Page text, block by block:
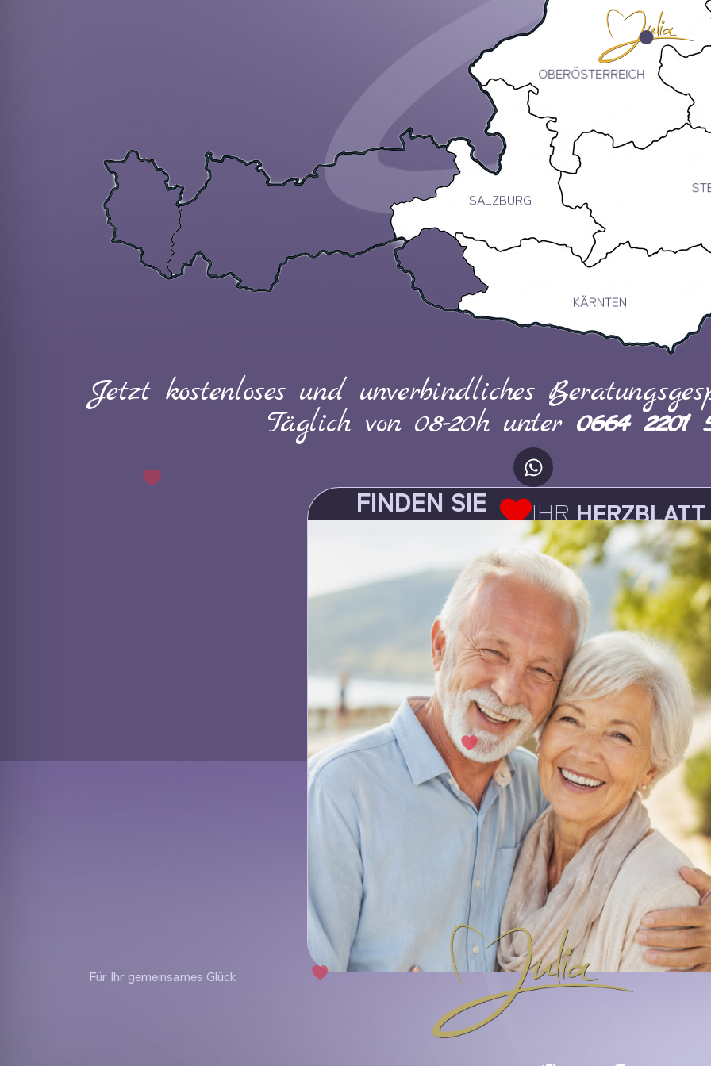
OBERÖSTERREICH
SALZBURG
KÄRNTEN
Jetzt kostenloses und unverbindliches
Täglich von 08-20h unter 0664 2201
FINDEN SIE IHRHERZBLATT
Für Ihr gemeinsames Glück